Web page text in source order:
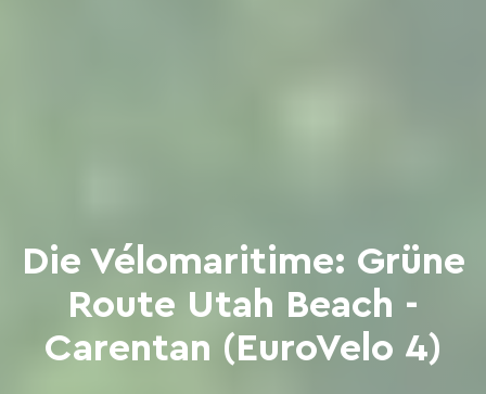
Die Vélomaritime: Grüne
Route Utah Beach -
Carentan (EuroVelo 4)